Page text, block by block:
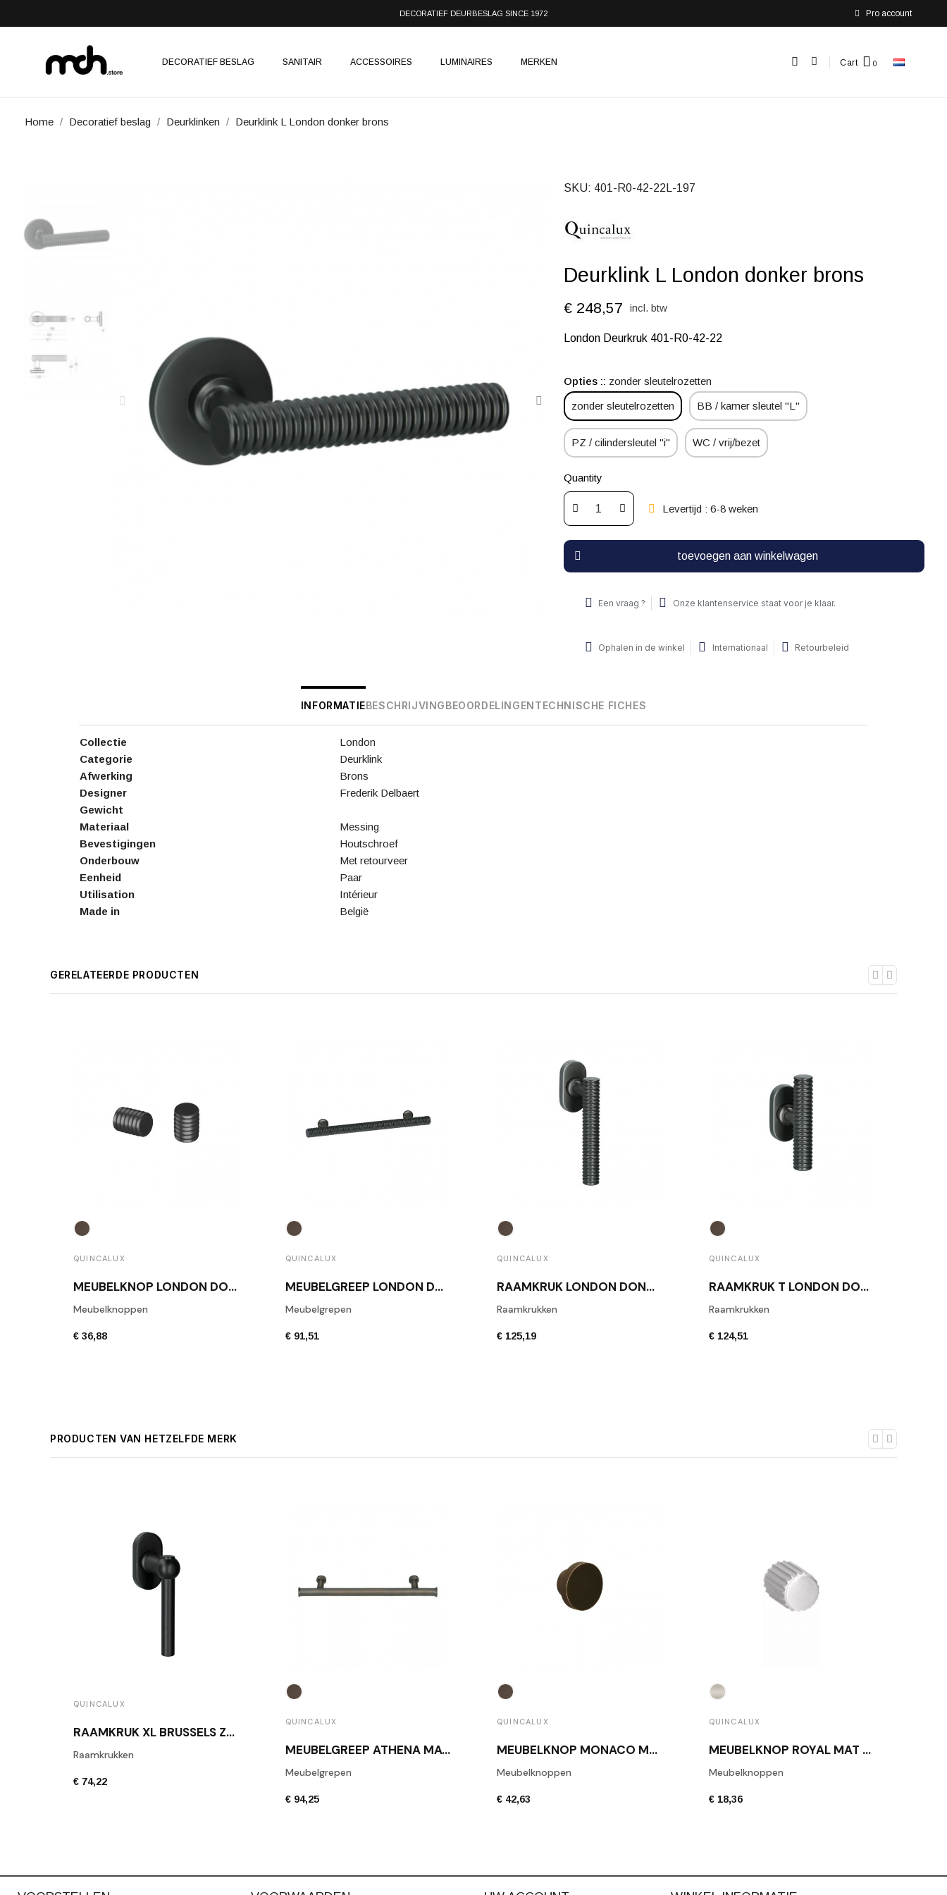
DECORATIEF DEURBESLAG SINCE 1972 Pro account
DECORATIEF BESLAG SANITAIR ACCESSOIRES LUMINAIRES MERKEN Cart
Home Decoratief beslag Deurklinken Deurklink L London donker brons
SKU 401-R0-42-22L-197
Deurklink L London donker brons
€ 248,57 incl. btw
London Deurkruk 401-R0-42-22
Opties : zonder sleutelrozetten
zonder sleutelrozetten BB / kamer sleutel "L"
PZ / cilindersleutel "i" WC / vrij/bezet
Quantity
Levertijd : 6-8 weken
toevoegen aan winkelwagen
Een vraag ? Onze klantenservice staat voor je klaar.
Ophalen in de winkel Internationaal Retourbeleid
INFORMATIEBESCHRIJVINGBEOORDELINGENTECHNISCHE FICHES
Collectie
London
Categorie
Deurklink
Afwerking
Brons
Designer
Frederik Delbaert
Gewicht
Materiaal
Messing
Bevestigingen
Houtschroef
Onderbouw
Met retourveer
Eenheid
Paar
Utilisation
Intérieur
Made in
België
GERELATEERDE PRODUCTEN
QUINCALUX
MEUBELKNOP LONDON DONKER BRONS
Meubelknoppen
€ 36,88
QUINCALUX
MEUBELGREEP LONDON DONKER BRONS
Meubelgrepen
€ 91,51
QUINCALUX
RAAMKRUK LONDON DONKER BRONS
Raamkrukken
€ 125,19
QUINCALUX
RAAMKRUK T LONDON DONKER BRONS
Raamkrukken
€ 124,51
PRODUCTEN VAN HETZELFDE MERK
QUINCALUX
RAAMKRUK XL BRUSSELS ZWART TEXTUUR
Raamkrukken
€ 74,22
QUINCALUX
MEUBELGREEP ATHENA MAT BRONS
Meubelgrepen
€ 94,25
QUINCALUX
MEUBELKNOP MONACO MAT BRONS
Meubelknoppen
€ 42,63
QUINCALUX
MEUBELKNOP ROYAL MAT NIKKEL
Meubelknoppen
€ 18,36